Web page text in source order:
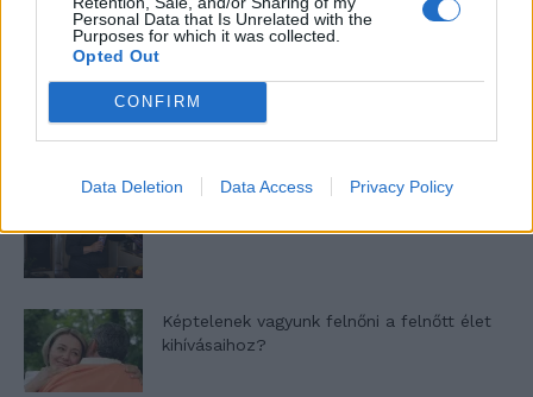
Personal Data that Is Unrelated with the
Purposes for which it was collected.
Opted Out
CONFIRM
Data Deletion Data Access Privacy Policy
Nyár, nevetés, anekdoták
Képtelenek vagyunk felnőni a felnőtt élet
kihívásaihoz?